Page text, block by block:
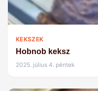
KEKSZEK
Hobnob keksz
2025. július 4. péntek